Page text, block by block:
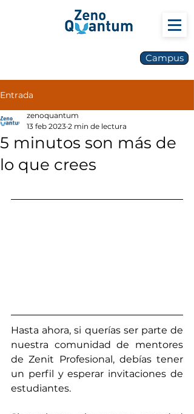
Campus
Entrada
5 minutos son más de
lo que crees
zenoquantum
13 feb 2023 2 min de lectura
Hasta ahora, si querías ser parte de
nuestra comunidad de mentores
de Zenit Profesional, debías tener
un perfil y esperar invitaciones de
estudiantes.